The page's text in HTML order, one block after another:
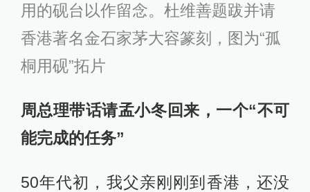
用的砚台以作留念。杜维善题跋并请
香港著名金石家茅大容篆刻，图为“孤
桐用砚”拓片
周总理带话请孟小冬回来，一个“不可
能完成的任务”
50年代初，我父亲刚刚到香港，还没